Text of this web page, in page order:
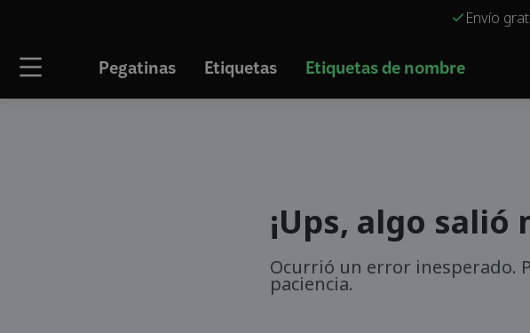
Envío
Pegatinas Etiquetas Etiquetas de nombre
¡Ups, algo salió
Ocurrió un error inesperado.
paciencia.